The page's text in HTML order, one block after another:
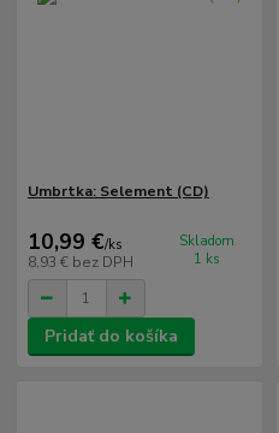
Umbrtka: Selement (CD)
10,99 €/ks
8,93 € bez DPH
Skladom
1 ks
Pridať do košíka